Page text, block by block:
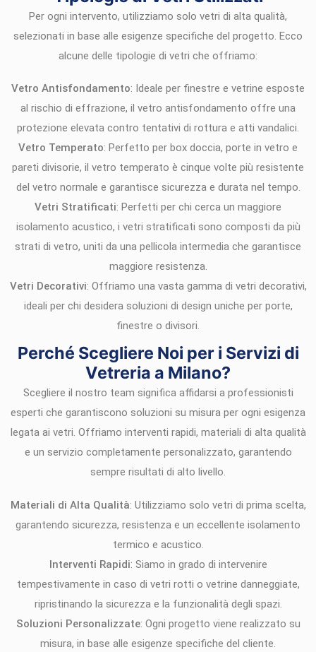
Per ogni intervento, utilizziamo solo vetri di alta qualità,
selezionati in base alle esigenze specifiche del progetto. Ecco
alcune delle tipologie di vetri che offriamo:
Vetro Antisfondamento: Ideale per finestre e vetrine esposte
al rischio di effrazione, il vetro antisfondamento offre una
protezione elevata contro tentativi di rottura e atti vandalici.
Vetro Temperato: Perfetto per box doccia, porte in vetro e
pareti divisorie, il vetro temperato è cinque volte più resistente
del vetro normale e garantisce sicurezza e durata nel tempo.
Vetri Stratificati: Perfetti per chi cerca un maggiore
isolamento acustico, i vetri stratificati sono composti da più
strati di vetro, uniti da una pellicola intermedia che garantisce
maggiore resistenza.
Vetri Decorativi: Offriamo una vasta gamma di vetri decorativi,
ideali per chi desidera soluzioni di design uniche per porte,
finestre o divisori.
Perché Scegliere Noi per i Servizi di
Vetreria a Milano?
Scegliere il nostro team significa affidarsi a professionisti
esperti che garantiscono soluzioni su misura per ogni esigenza
legata ai vetri. Offriamo interventi rapidi, materiali di alta qualità
e un servizio completamente personalizzato, garantendo
sempre risultati di alto livello.
Materiali di Alta Qualità: Utilizziamo solo vetri di prima scelta,
garantendo sicurezza, resistenza e un eccellente isolamento
termico e acustico.
Interventi Rapidi: Siamo in grado di intervenire
tempestivamente in caso di vetri rotti o vetrine danneggiate,
ripristinando la sicurezza e la funzionalità degli spazi.
Soluzioni Personalizzate: Ogni progetto viene realizzato su
misura, in base alle esigenze specifiche del cliente.